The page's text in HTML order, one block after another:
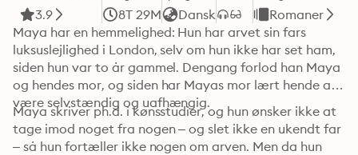
3.9 8T 29M Dansk
Romaner
Maya har en hemmelighed: Hun har arvet sin fars
luksuslejlighed i London, selv om hun ikke har set ham,
siden hun var to år gammel. Dengang forlod han Maya
og hendes mor, og siden har Mayas mor lært hende at
Maya skriver ph.d. i kønsstudier, og hun ønsker ikke at
tage imod noget fra nogen – og slet ikke en ukendt far
– så hun fortæller ikke nogen om arven. Men da hun